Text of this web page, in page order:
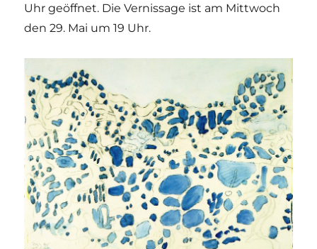
Uhr geöffnet. Die Vernissage ist am Mittwoch
den 29. Mai um 19 Uhr.